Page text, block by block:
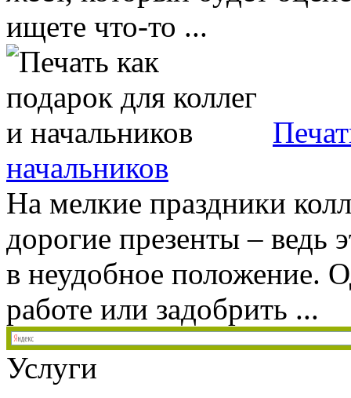
ищете что-то ...
начальников
На мелкие праздники
дорогие презенты – ведь
в неудобное положение.
работе или задобрить ...
Услуги